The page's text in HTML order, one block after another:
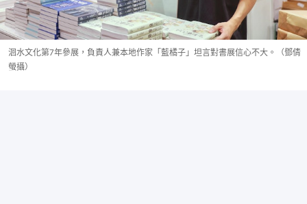
洄水文化第7年參展，負責人兼本地作家「藍橘子」坦言對書展信心不大。（鄧倩
螢攝）